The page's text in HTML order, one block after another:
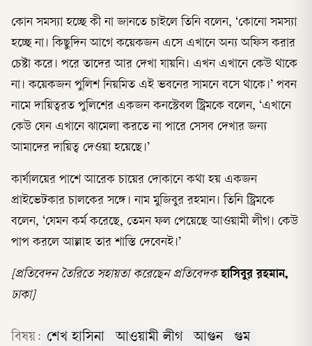
কোন সমস্যা হচ্ছে কী না জানতে চাইলে তিনি বলেন, ‘কোনো সমস্যা
হচ্ছে না। কিছুদিন আগে কয়েকজন এসে এখানে অন্য অফিস করার
চেষ্টা করে। পরে তাদের আর দেখা যায়নি। এখন এখানে কেউ থাকে
না। কয়েকজন পুলিশ নিয়মিত এই ভবনের সামনে বসে থাকে।’ পবন
নামে দায়িত্বরত পুলিশের একজন কনস্টেবল স্ট্রিমকে বলেন, ‘এখানে
কেউ যেন এখানে ঝামেলা করতে না পারে সেসব দেখার জন্য
আমাদের দায়িত্ব দেওয়া হয়েছে।’
কার্যালয়ের পাশে আরেক চায়ের দোকানে কথা হয় একজন
প্রাইভেটকার চালকের সঙ্গে। নাম মুজিবুর রহমান। তিনি স্ট্রিমকে
বলেন, ‘যেমন কর্ম করেছে, তেমন ফল পেয়েছে আওয়ামী লীগ। কেউ
পাপ করলে আল্লাহ তার শাস্তি দেবেনই।’
[প্রতিবেদন তৈরিতে সহায়তা করেছেন প্রতিবেদক হাসিবুর রহমান,
ঢাকা]
বিষয়: শেখ হাসিনা আওয়ামী লীগ আগুন গুম